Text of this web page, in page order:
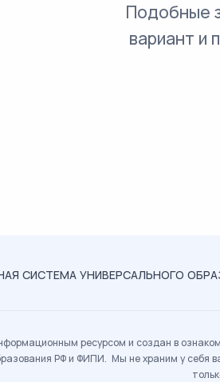
Подобные
вариант и
СИСТЕМА УНИВЕРСАЛЬНОГО
ресурсом и создан в
РФ и ФИПИ. Мы не храним у себя